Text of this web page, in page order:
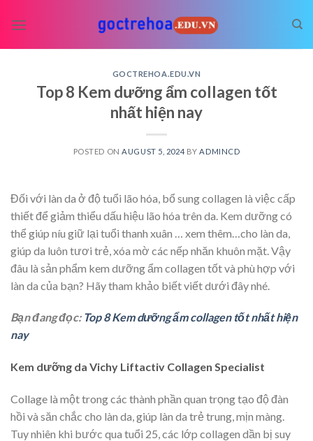
GOCTREHOA.EDU.VN
Top 8 Kem dưỡng ẩm collagen tốt
nhất hiện nay
POSTED ON AUGUST 5, 2024 BY ADMINCD
Đối với làn da ở độ tuổi lão hóa, bổ sung collagen là việc cấp
thiết để giảm thiểu dấu hiệu lão hóa trên da. Kem dưỡng có
thể giúp níu giữ lại tuổi thanh xuân
… xem thêm… cho làn da,
giúp da luôn tươi trẻ, xóa mờ các nếp nhăn khuôn mặt. Vậy
đâu là sản phẩm kem dưỡng ẩm collagen tốt và phù hợp với
làn da của bạn? Hãy tham khảo biết viết dưới đây nhé.
Bạn đang đọc: Top 8 Kem dưỡng ẩm collagen tốt nhất hiện
nay
Kem dưỡng da Vichy Liftactiv Collagen Specialist
Collage là một trong các thành phần quan trọng tạo độ đàn
hồi và săn chắc cho làn da, giúp làn da trẻ trung, mịn màng.
Tuy nhiên khi bước qua tuổi 25, các lớp collagen dần bị suy